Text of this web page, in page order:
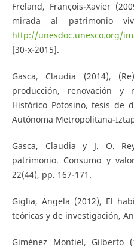
Freland, François-Xavier
mirada al patrimonio
http://unesdoc.unesco.org/
[30-x-2015].
Gasca, Claudia (2014),
producción, renovación y
Histórico Potosino, tesis de
Autónoma Metropolitana-
Gasca, Claudia y J. O.
patrimonio. Consumo y
22(44), pp. 167-171.
Giglia, Angela (2012), El
teóricas y de investigación,
Giménez Montiel, Gilberto